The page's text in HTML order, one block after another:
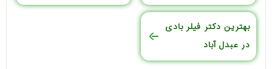
بهترین دکتر فیلر بادی
در عبدل آباد